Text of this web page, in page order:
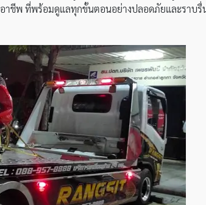
าชีพ ที่พร้อมดูแลทุกขั้นตอนอย่างปลอดภัยและราบรื่